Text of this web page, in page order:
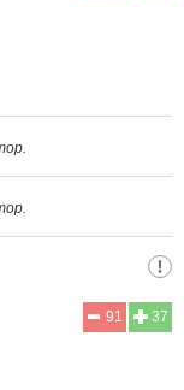
37
91